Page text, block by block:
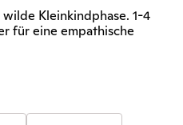
Kleinkindphase. 1-4
für eine empathische